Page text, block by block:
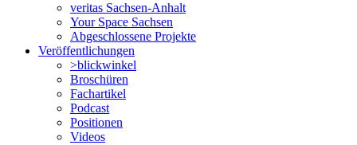
veritas Sachsen-Anhalt
Your Space Sachsen
Abgeschlossene Projekte
Veröffentlichungen
>blickwinkel
Broschüren
Fachartikel
Podcast
Positionen
Videos